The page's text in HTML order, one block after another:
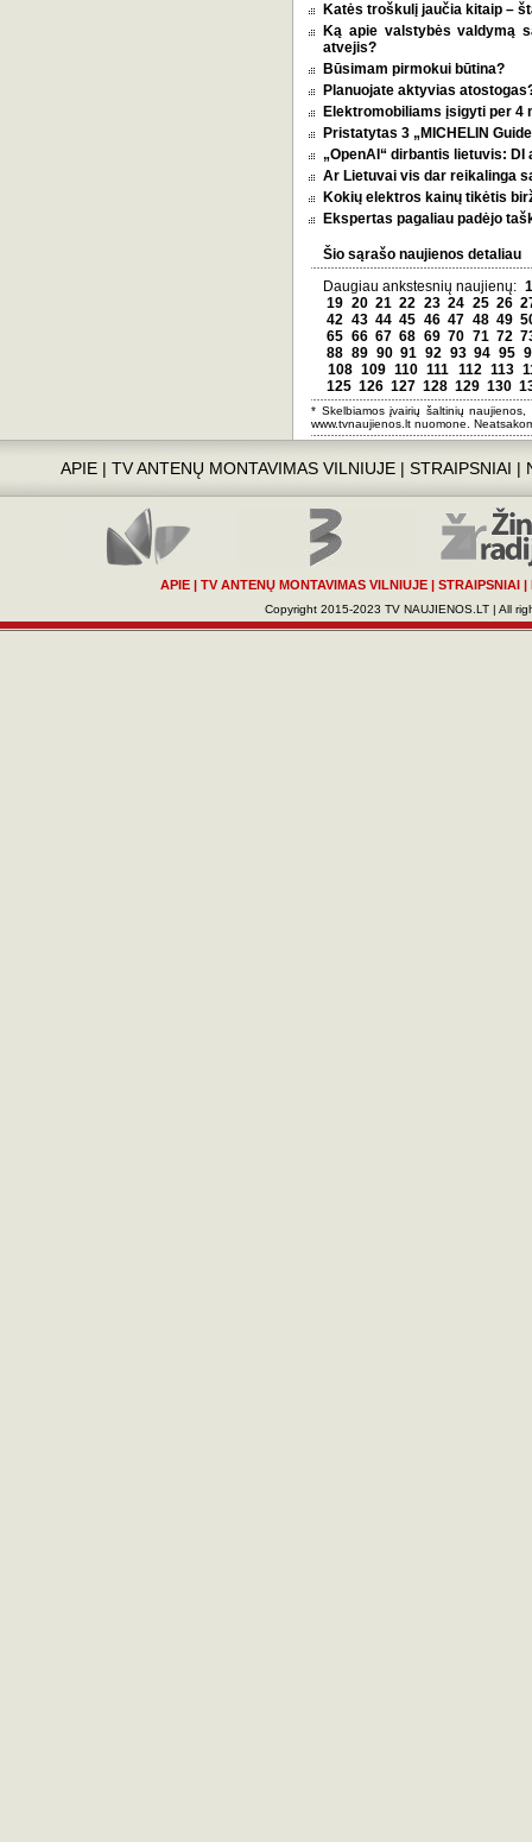
Katės troškulį jaučia kitaip –
Ką apie valstybės valdymą
atvejis?
Būsimam pirmokui būtina?
Planuojate aktyvias
Elektromobiliams įsigyti per 4
Pristatytas 3 „MICHELIN
„OpenAI“ dirbantis lietuvis:
Ar Lietuvai vis dar reikalinga
Kokių elektros kainų tikėtis
Ekspertas pagaliau padėjo
Šio sąrašo naujienos detaliau
Daugiau ankstesnių naujienų: 1
19 20 21 22 23 24 25 26
42 43 44 45 46 47 48 49
65 66 67 68 69 70 71 72
88 89 90 91 92 93 94 95
108 109 110 111 112 113
125 126 127 128 129 130
* Skelbiamos įvairių šaltinių
www.tvnaujienos.lt nuomone.
APIE| TV ANTENŲ MONTAVIMAS VILNIUJE| STRAIPSNIAI |
APIE | TV ANTENŲ MONTAVIMAS VILNIUJE | STRAIPSNIAI |
Copyright 2015-2023 TV NAUJIENOS.LT | All